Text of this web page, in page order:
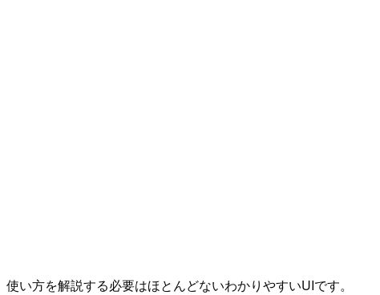
使い方を解説する必要はほとんどないわかりやすいUIです。